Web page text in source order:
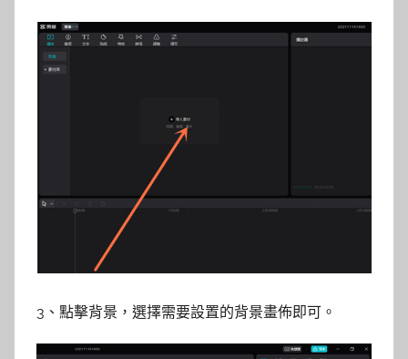
3、點擊背景，選擇需要設置的背景畫佈即可。